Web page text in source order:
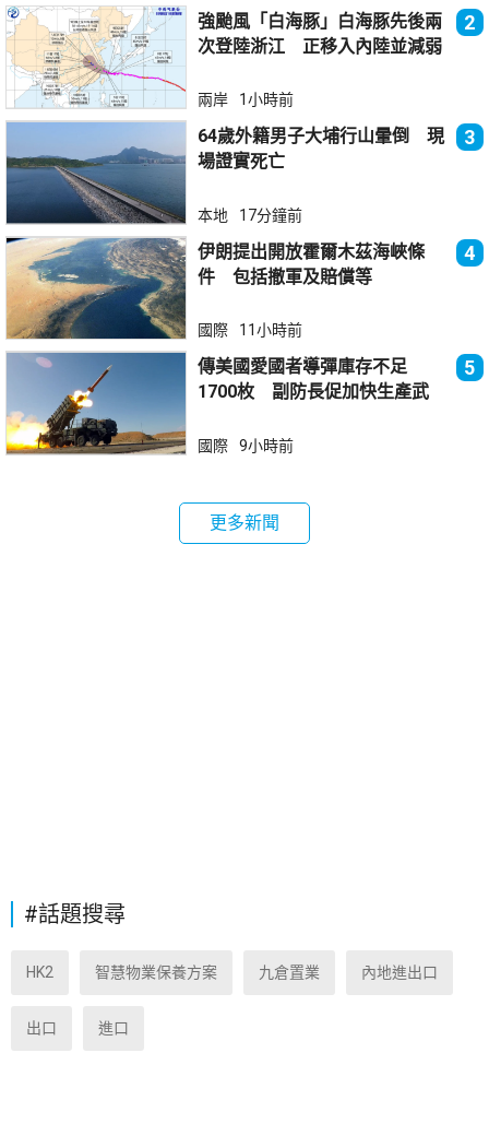
強颱風「白海豚」白海豚先後兩
次登陸浙江 正移入內陸並減弱
2
兩岸 1小時前
64歲外籍男子大埔行山暈倒 現
場證實死亡
3
本地 17分鐘前
伊朗提出開放霍爾木茲海峽條
件 包括撤軍及賠償等
4
國際 11小時前
傳美國愛國者導彈庫存不足
1700枚 副防長促加快生產武
5
國際 9小時前
更多新聞
#話題搜尋
HK2 智慧物業保養方案 九倉置業 內地進出口
出口 進口